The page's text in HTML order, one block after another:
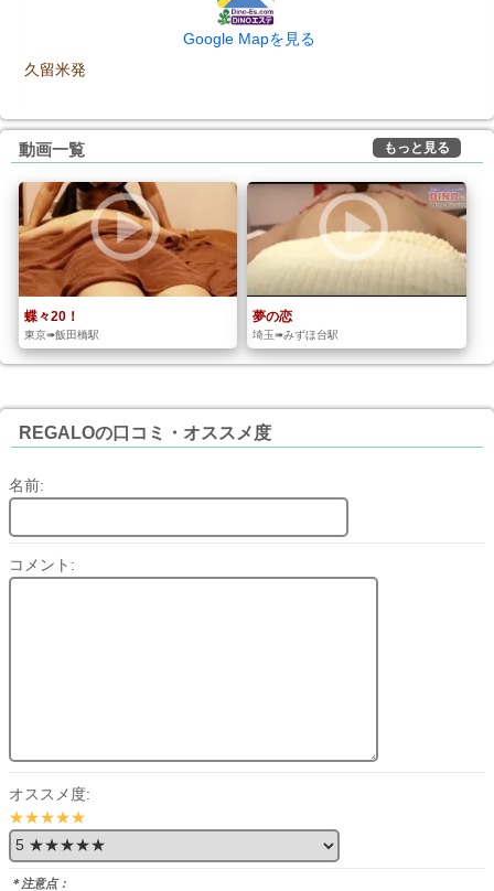
Google Mapを見る
久留米発
動画一覧 もっと見る
蝶々20！
東京➠飯田橋駅
夢の恋
埼玉➠みずほ台駅
REGALOの口コミ・オススメ度
名前:
コメント:
オススメ度:
★★★★★
＊注意点：